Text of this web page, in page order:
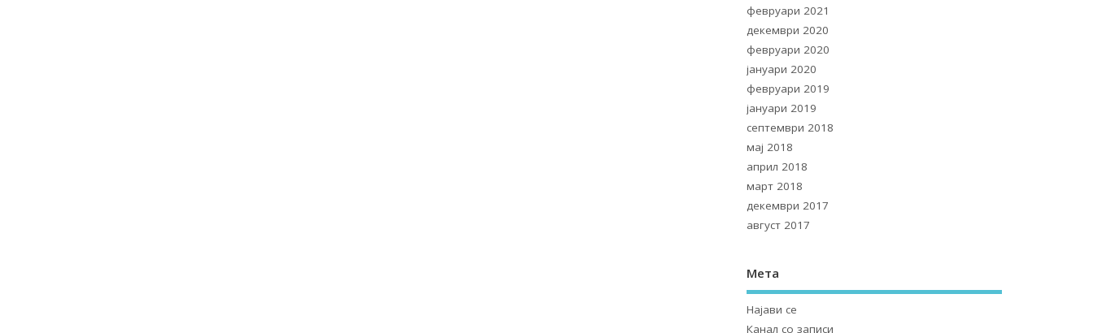
февруари 2021
декември 2020
февруари 2020
јануари 2020
февруари 2019
јануари 2019
септември 2018
мај 2018
април 2018
март 2018
декември 2017
август 2017
Мета
Најави се
Канал со записи